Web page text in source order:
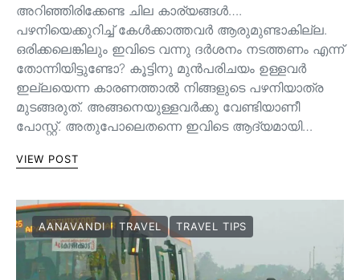
അറിഞ്ഞിരിക്കേണ്ട ചില കാര്യങ്ങള്‍….
പഴനിയെക്കുറിച്ച് കേള്‍ക്കാത്തവര്‍ ആരുമുണ്ടാകില്ല.
ഒരിക്കലെങ്കിലും ഇവിടെ വന്നു ദര്‍ശനം നടത്തണം എന്ന്
തോന്നിയിട്ടുണ്ടോ? കൂട്ടിനു മുന്‍പരിചയം ഉള്ളവര്‍
ഇല്ലയെന്ന കാരണത്താല്‍ നിങ്ങളുടെ പഴനിയാത്ര
മുടങ്ങരുത്. അങ്ങനെയുള്ളവര്‍ക്കു വേണ്ടിയാണീ
പോസ്റ്റ്‌. അതുപോലെതന്നെ ഇവിടെ ആദ്യമായി…
VIEW POST
AANAVANDI TRAVEL TRAVEL TIPS